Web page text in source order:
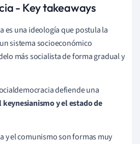
- Key takeaways
es una ideología que postula la
sistema socioeconómico
más socialista de forma gradual y
defiende una
y el estado de
y el comunismo son formas muy